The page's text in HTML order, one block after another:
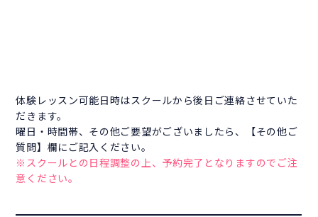
体験レッスン可能日時はスクールから後日ご連絡させていた
だきます。
曜日・時間帯、その他ご要望がございましたら、【その他ご
質問】欄にご記入ください。
※スクールとの日程調整の上、予約完了となりますのでご注
意ください。